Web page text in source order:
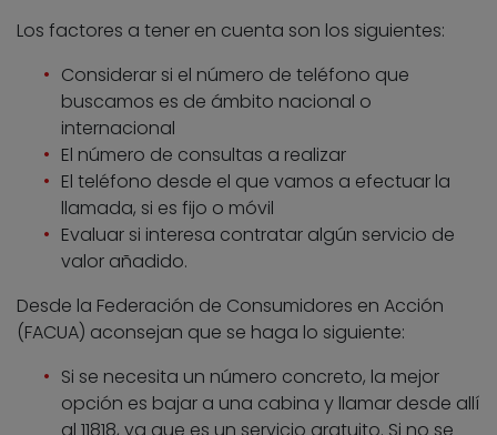
Los factores a tener en cuenta son los siguientes:
Considerar si el número de teléfono que
buscamos es de ámbito nacional o
internacional
El número de consultas a realizar
El teléfono desde el que vamos a efectuar la
llamada, si es fijo o móvil
Evaluar si interesa contratar algún servicio de
valor añadido.
Desde la Federación de Consumidores en Acción
(FACUA) aconsejan que se haga lo siguiente:
Si se necesita un número concreto, la mejor
opción es bajar a una cabina y llamar desde allí